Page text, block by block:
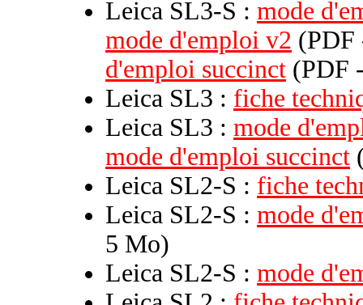
Leica SL3-S : mode
mode d'emploi v2 (PDF
d'emploi succinct (PDF
Leica SL3 : fiche
Leica SL3 : mode
mode d'emploi succinct
Leica SL2-S : fiche
Leica SL2-S : mode
5 Mo)
Leica SL2-S : mode